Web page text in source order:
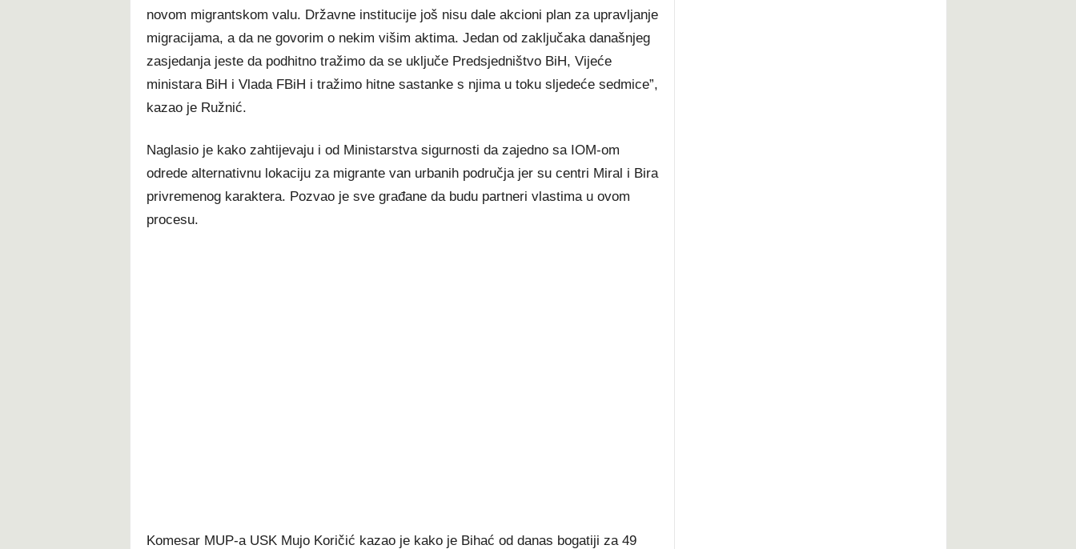
novom migrantskom valu. Državne institucije još nisu dale akcioni plan za upravljanje
migracijama, a da ne govorim o nekim višim aktima. Jedan od zaključaka današnjeg
zasjedanja jeste da podhitno tražimo da se uključe Predsjedništvo BiH, Vijeće
ministara BiH i Vlada FBiH i tražimo hitne sastanke s njima u toku sljedeće sedmice”,
kazao je Ružnić.
Naglasio je kako zahtijevaju i od Ministarstva sigurnosti da zajedno sa IOM-om
odrede alternativnu lokaciju za migrante van urbanih područja jer su centri Miral i Bira
privremenog karaktera. Pozvao je sve građane da budu partneri vlastima u ovom
procesu.
Komesar MUP-a USK Mujo Koričić kazao je kako je Bihać od danas bogatiji za 49